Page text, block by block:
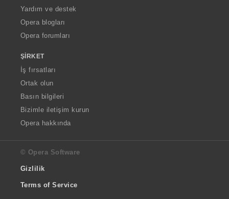
Yardım ve destek
Opera blogları
Opera forumları
ŞIRKET
İş fırsatları
Ortak olun
Basın bilgileri
Bizimle iletişim kurun
Opera hakkında
© Opera Software
Gizlilik
Terms of Service